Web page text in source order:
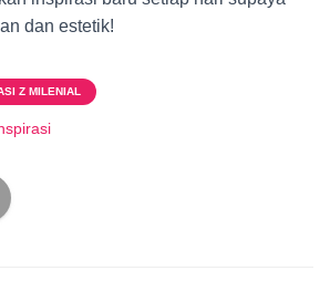
dan estetik!
Z MILENIAL